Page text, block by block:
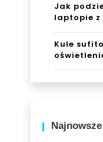
Jak
laptopie z
Kule